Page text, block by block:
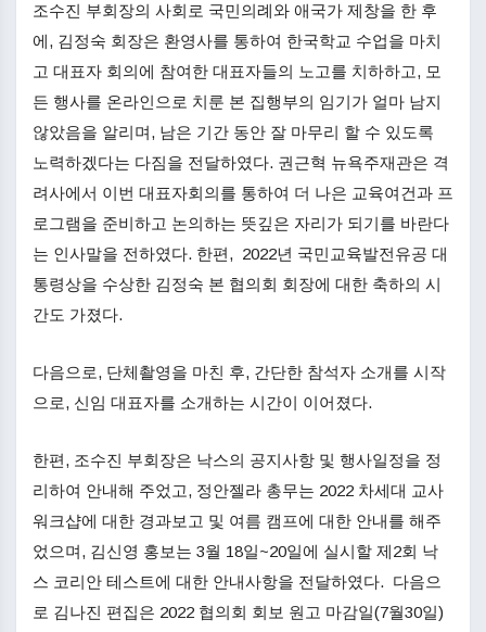
조수진 부회장의 사회로 국민의례와 애국가 제창을 한 후
에, 김정숙 회장은 환영사를 통하여 한국학교 수업을 마치
고 대표자 회의에 참여한 대표자들의 노고를 치하하고, 모
든 행사를 온라인으로 치룬 본 집행부의 임기가 얼마 남지
않았음을 알리며, 남은 기간 동안 잘 마무리 할 수 있도록
노력하겠다는 다짐을 전달하였다. 권근혁 뉴욕주재관은 격
려사에서 이번 대표자회의를 통하여 더 나은 교육여건과 프
로그램을 준비하고 논의하는 뜻깊은 자리가 되기를 바란다
는 인사말을 전하였다. 한편, 2022년 국민교육발전유공 대
통령상을 수상한 김정숙 본 협의회 회장에 대한 축하의 시
간도 가졌다.
다음으로, 단체촬영을 마친 후, 간단한 참석자 소개를 시작
으로, 신임 대표자를 소개하는 시간이 이어졌다.
한편, 조수진 부회장은 낙스의 공지사항 및 행사일정을 정
리하여 안내해 주었고, 정안젤라 총무는 2022 차세대 교사
워크샵에 대한 경과보고 및 여름 캠프에 대한 안내를 해주
었으며, 김신영 홍보는 3월 18일~20일에 실시할 제2회 낙
스 코리안 테스트에 대한 안내사항을 전달하였다. 다음으
로 김나진 편집은 2022 협의회 회보 원고 마감일(7월30일)